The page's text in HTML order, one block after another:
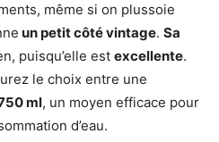
même si on plussoie
un petit côté vintage. Sa
puisqu’elle est excellente.
le choix entre une
ml, un moyen efficace pour
d’eau.